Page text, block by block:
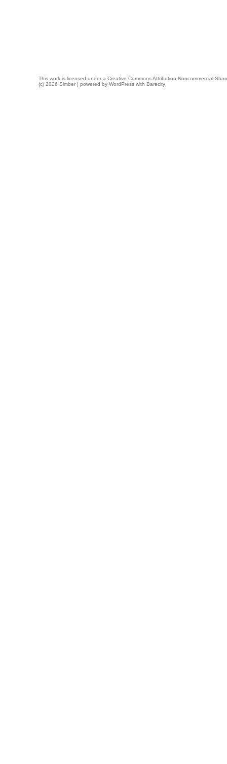
This work is licensed under a Creative Commons Attribution-Noncommercial-
(c) 2026 Simber | powered by WordPress with Barecity